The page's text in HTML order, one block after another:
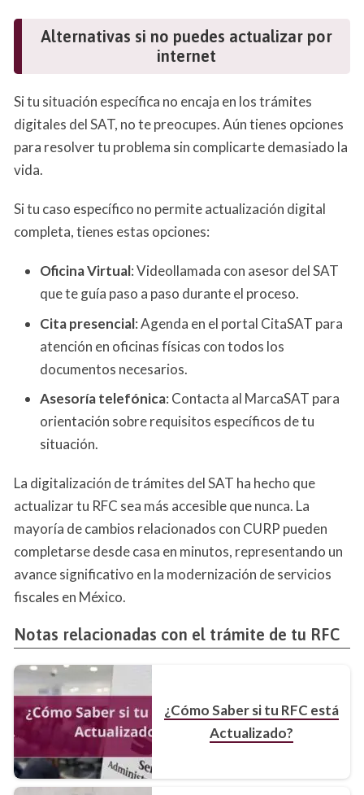
Alternativas si no puedes actualizar por
internet
Si tu situación específica no encaja en los trámites
digitales del SAT, no te preocupes. Aún tienes opciones
para resolver tu problema sin complicarte demasiado la
vida.
Si tu caso específico no permite actualización digital
completa, tienes estas opciones:
Oficina Virtual: Videollamada con asesor del SAT
que te guía paso a paso durante el proceso.
Cita presencial: Agenda en el portal CitaSAT para
atención en oficinas físicas con todos los
documentos necesarios.
Asesoría telefónica: Contacta al MarcaSAT para
orientación sobre requisitos específicos de tu
situación.
La digitalización de trámites del SAT ha hecho que
actualizar tu RFC sea más accesible que nunca. La
mayoría de cambios relacionados con CURP pueden
completarse desde casa en minutos, representando un
avance significativo en la modernización de servicios
fiscales en México.
Notas relacionadas con el trámite de tu RFC
¿Cómo Saber si tu RFC está
Actualizado?